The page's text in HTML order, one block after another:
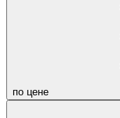
по цене